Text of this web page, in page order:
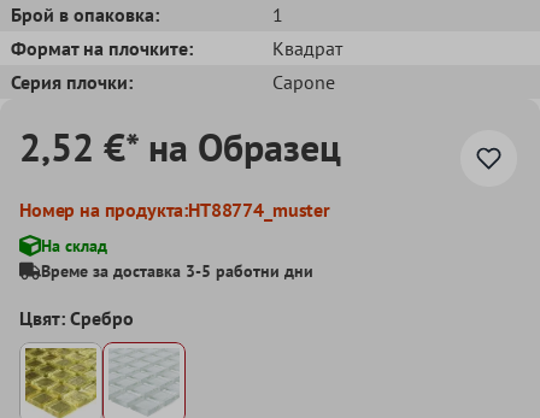
Брой в опаковка:
1
Формат на плочките:
Квадрат
Серия плочки:
Capone
2,52 €* на Образец
Номер на продукта:HT88774_muster
На склад
Време за доставка 3-5 работни дни
Цвят: Сребро